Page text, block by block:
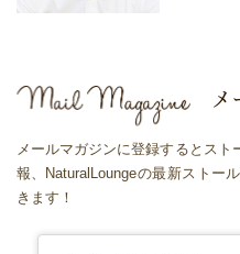
メールマガジンに登録するとス
報、NaturalLoungeの最新ストー
きます！